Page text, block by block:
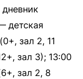
детская
зал 2, 11
зал 3); 13:00
зал 2, 8